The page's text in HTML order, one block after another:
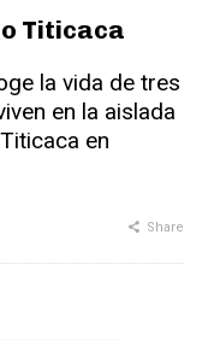
Titicaca
la vida de tres
en la aislada
en
Share